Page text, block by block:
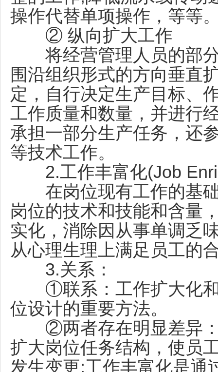
操作代替单项操作，等等
② 纵向扩大工作
将经营管理人员的部分
围沿组织形式的方向垂直
定，自行决定生产目标、
工作质量和数量，并进行
承担一部分生产任务，还
等技术工作。
2.工作丰富化(Job
在岗位现有工作的基础
岗位的技术和技能和含量
实化，消除因从事单调乏
从心理生理上满足员工的
3.关系：
①联系：工作扩大化和
位设计的重要方法。
②两者存在明显差异：
扩大岗位任务结构，使员
发生变更;工作丰富化是通